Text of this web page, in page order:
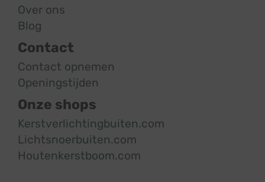
Over ons
Blog
Contact
Contact opnemen
Openingstijden
Onze shops
Kerstverlichtingbuiten.com
Lichtsnoerbuiten.com
Houtenkerstboom.com